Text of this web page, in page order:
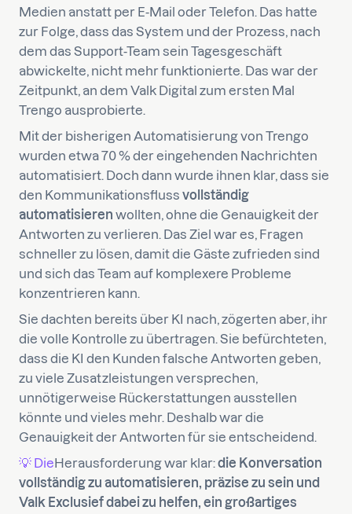
Medien anstatt per E-Mail oder Telefon. Das hatte
zur Folge, dass das System und der Prozess, nach
dem das Support-Team sein Tagesgeschäft
abwickelte, nicht mehr funktionierte. Das war der
Zeitpunkt, an dem Valk Digital zum ersten Mal
Trengo ausprobierte.
Mit der bisherigen Automatisierung von Trengo
wurden etwa 70 % der eingehenden Nachrichten
automatisiert. Doch dann wurde ihnen klar, dass sie
den Kommunikationsfluss vollständig
automatisieren wollten, ohne die Genauigkeit der
Antworten zu verlieren. Das Ziel war es, Fragen
schneller zu lösen, damit die Gäste zufrieden sind
und sich das Team auf komplexere Probleme
konzentrieren kann.
Sie dachten bereits über KI nach, zögerten aber, ihr
die volle Kontrolle zu übertragen. Sie befürchteten,
dass die KI den Kunden falsche Antworten geben,
zu viele Zusatzleistungen versprechen,
unnötigerweise Rückerstattungen ausstellen
könnte und vieles mehr. Deshalb war die
Genauigkeit der Antworten für sie entscheidend.
💡 DieHerausforderung war klar:die Konversation
vollständig zu automatisieren, präzise zu sein und
Valk Exclusief dabei zu helfen, ein großartiges